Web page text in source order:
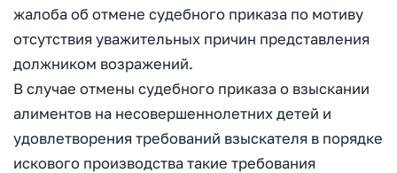
жалоба об отмене судебного приказа по мотиву
отсутствия уважительных причин представления
должником возражений.
В случае отмены судебного приказа о взыскании
алиментов на несовершеннолетних детей и
удовлетворения требований взыскателя в порядке
искового производства такие требования